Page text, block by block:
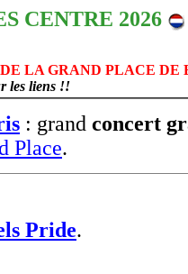
CENTRE 2026
LA GRAND PLACE DE
les liens !!
: grand concert
Place.
Pride.